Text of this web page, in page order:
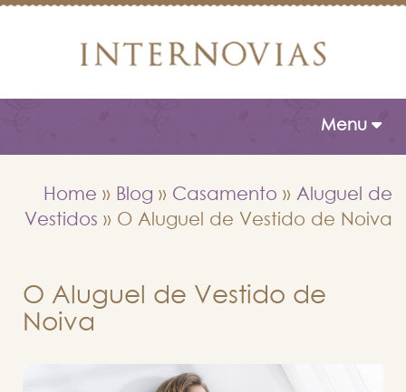
Toggle
Menu
Home » Blog » Casamento » Aluguel de
Vestidos » O Aluguel de Vestido de Noiva
O Aluguel de Vestido de
Noiva